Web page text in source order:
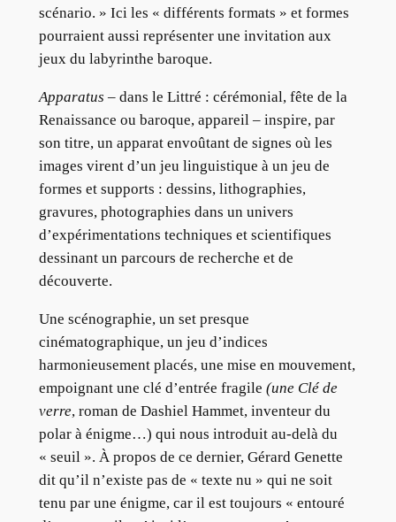
scénario. » Ici les « différents formats » et formes
pourraient aussi représenter une invitation aux
jeux du labyrinthe baroque.
Apparatus – dans le Littré : cérémonial, fête de la
Renaissance ou baroque, appareil – inspire, par
son titre, un apparat envoûtant de signes où les
images virent d’un jeu linguistique à un jeu de
formes et supports : dessins, lithographies,
gravures, photographies dans un univers
d’expérimentations techniques et scientifiques
dessinant un parcours de recherche et de
découverte.
Une scénographie, un set presque
cinématographique, un jeu d’indices
harmonieusement placés, une mise en mouvement,
empoignant une clé d’entrée fragile (une Clé de
verre, roman de Dashiel Hammet, inventeur du
polar à énigme…) qui nous introduit au-delà du
« seuil ». À propos de ce dernier, Gérard Genette
dit qu’il n’existe pas de « texte nu » qui ne soit
tenu par une énigme, car il est toujours « entouré